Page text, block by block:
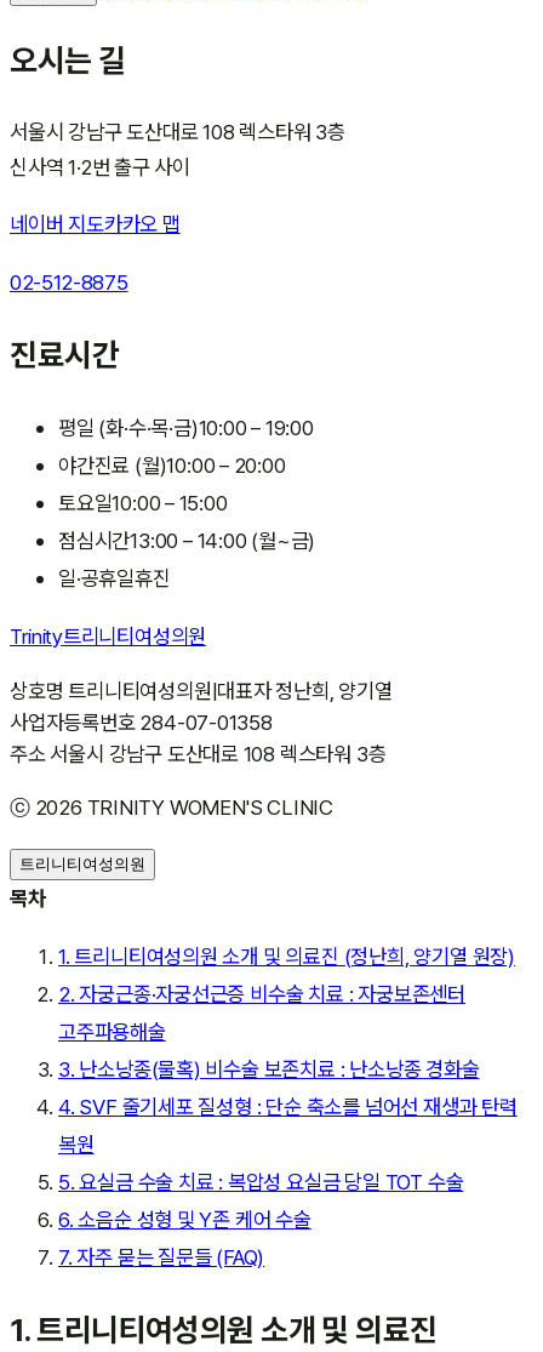
오시는 길
서울시 강남구 도산대로 108 렉스타워 3층
신사역 1·2번 출구 사이
네이버 지도카카오 맵
02-512-8875
진료시간
평일 (화·수·목·금)10:00 – 19:00
야간진료 (월)10:00 – 20:00
토요일10:00 – 15:00
점심시간13:00 – 14:00 (월~금)
일·공휴일휴진
Trinity트리니티여성의원
상호명 트리니티여성의원|대표자 정난희, 양기열
사업자등록번호284-07-01358
주소 서울시 강남구 도산대로 108 렉스타워 3층
ⓒ 2026 TRINITY WOMEN'S CLINIC
트리니티여성의원
목차
1. 트리니티여성의원 소개 및 의료진 (정난희, 양기열 원장)
2. 자궁근종·자궁선근증 비수술 치료 : 자궁보존센터
고주파용해술
3. 난소낭종(물혹) 비수술 보존치료 : 난소낭종 경화술
4. SVF 줄기세포 질성형 : 단순 축소를 넘어선 재생과 탄력
복원
5. 요실금 수술 치료 : 복압성 요실금 당일 TOT 수술
6. 소음순 성형 및 Y존 케어 수술
7. 자주 묻는 질문들 (FAQ)
1. 트리니티여성의원 소개 및 의료진